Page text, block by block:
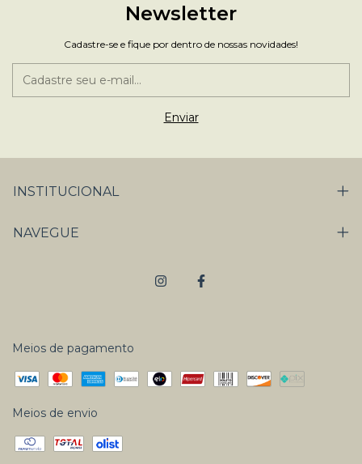
Newsletter
Cadastre-se e fique por dentro de nossas novidades!
INSTITUCIONAL
NAVEGUE
Meios de pagamento
Meios de envio